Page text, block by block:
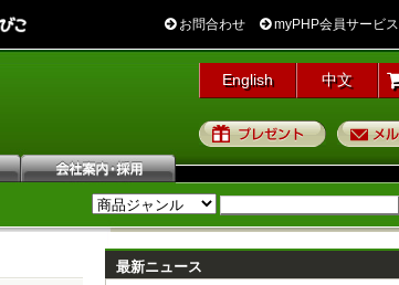
お問合わせ myPHP会員サービス
English 中文
プレゼント
最新ニュース